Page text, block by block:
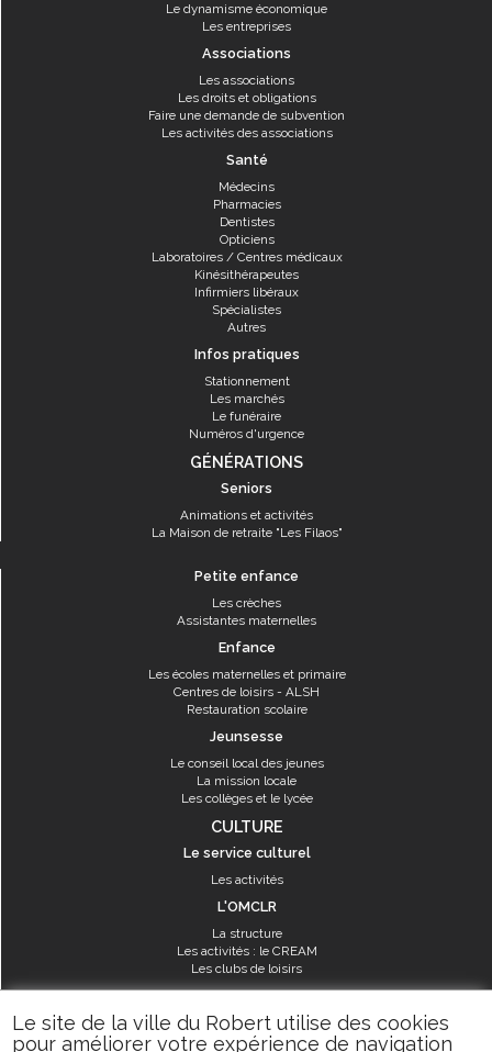
Le site de la ville du Robert utilise des cookies
pour améliorer votre expérience de navigation
Le dynamisme économique
Les entreprises
Associations
Les associations
Les droits et obligations
Faire une demande de subvention
Les activités des associations
Santé
Médecins
Pharmacies
Dentistes
Opticiens
Laboratoires / Centres médicaux
Kinésithérapeutes
Infirmiers libéraux
Spécialistes
Autres
Infos pratiques
Stationnement
Les marchés
Le funéraire
Numéros d'urgence
GÉNÉRATIONS
Seniors
Animations et activités
La Maison de retraite "Les Filaos"
Petite enfance
Les crèches
Assistantes maternelles
Enfance
Les écoles maternelles et primaire
Centres de loisirs - ALSH
Restauration scolaire
Jeunsesse
Le conseil local des jeunes
La mission locale
Les collèges et le lycée
CULTURE
Le service culturel
Les activités
L'OMCLR
La structure
Les activités : le CREAM
Les clubs de loisirs
SPORT
Les équipements sportifs